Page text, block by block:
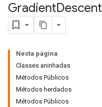
GradientDescent
Nesta página
Classes aninhadas
Métodos Públicos
Métodos herdados
Métodos Públicos